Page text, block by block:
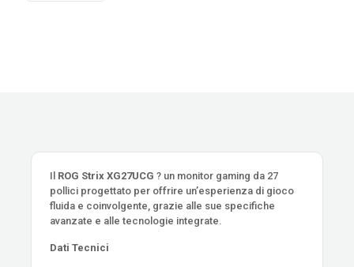
Il ROG Strix XG27UCG ? un monitor gaming da 27
pollici progettato per offrire un’esperienza di gioco
fluida e coinvolgente, grazie alle sue specifiche
avanzate e alle tecnologie integrate.
Dati Tecnici